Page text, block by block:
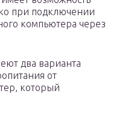
при подключении
компьютера через
два варианта
от
который